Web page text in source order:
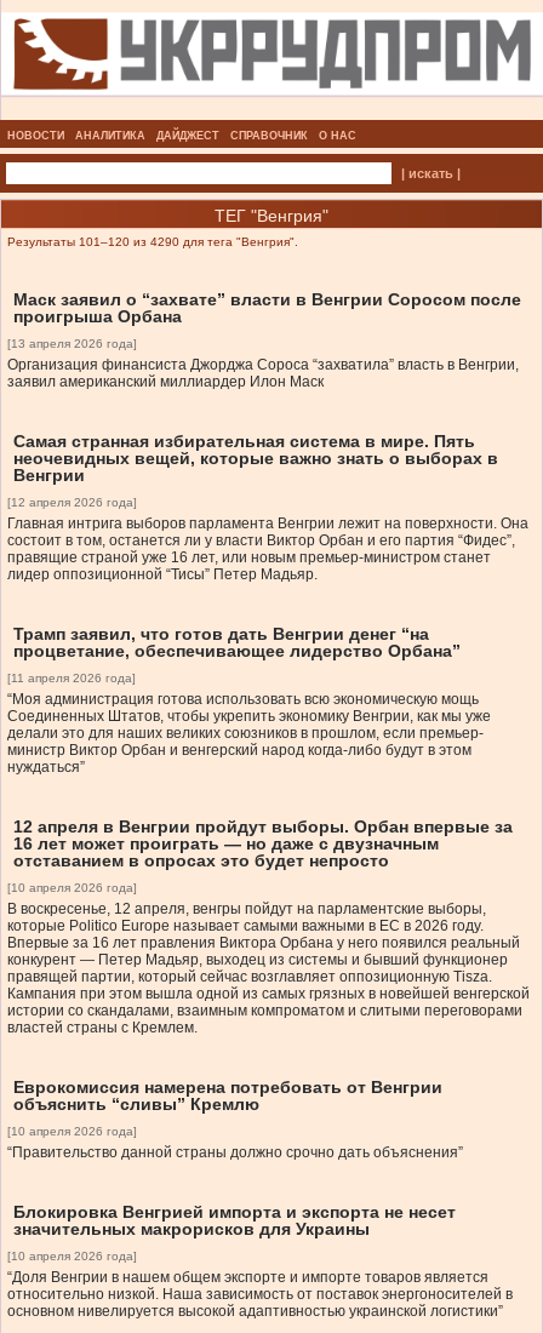
НОВОСТИ АНАЛИТИКА ДАЙДЖЕСТ СПРАВОЧНИК О НАС
| искать |
ТЕГ "Венгрия"
Результаты 101–120 из 4290 для тега "Венгрия".
Маск заявил о “захвате” власти в Венгрии Соросом после
проигрыша Орбана
[13 апреля 2026 года]
Организация финансиста Джорджа Сороса “захватила” власть в Венгрии,
заявил американский миллиардер Илон Маск
Самая странная избирательная система в мире. Пять
неочевидных вещей, которые важно знать о выборах в
Венгрии
[12 апреля 2026 года]
Главная интрига выборов парламента Венгрии лежит на поверхности. Она
состоит в том, останется ли у власти Виктор Орбан и его партия “Фидес”,
правящие страной уже 16 лет, или новым премьер-министром станет
лидер оппозиционной “Тисы” Петер Мадьяр.
Трамп заявил, что готов дать Венгрии денег “на
процветание, обеспечивающее лидерство Орбана”
[11 апреля 2026 года]
“Моя администрация готова использовать всю экономическую мощь
Соединенных Штатов, чтобы укрепить экономику Венгрии, как мы уже
делали это для наших великих союзников в прошлом, если премьер-
министр Виктор Орбан и венгерский народ когда-либо будут в этом
нуждаться”
12 апреля в Венгрии пройдут выборы. Орбан впервые за
16 лет может проиграть — но даже с двузначным
отставанием в опросах это будет непросто
[10 апреля 2026 года]
В воскресенье, 12 апреля, венгры пойдут на парламентские выборы,
которые Politico Europe называет самыми важными в ЕС в 2026 году.
Впервые за 16 лет правления Виктора Орбана у него появился реальный
конкурент — Петер Мадьяр, выходец из системы и бывший функционер
правящей партии, который сейчас возглавляет оппозиционную Tisza.
Кампания при этом вышла одной из самых грязных в новейшей венгерской
истории со скандалами, взаимным компроматом и слитыми переговорами
властей страны с Кремлем.
Еврокомиссия намерена потребовать от Венгрии
объяснить “сливы” Кремлю
[10 апреля 2026 года]
“Правительство данной страны должно срочно дать объяснения”
Блокировка Венгрией импорта и экспорта не несет
значительных макрорисков для Украины
[10 апреля 2026 года]
“Доля Венгрии в нашем общем экспорте и импорте товаров является
относительно низкой. Наша зависимость от поставок энергоносителей в
основном нивелируется высокой адаптивностью украинской логистики”